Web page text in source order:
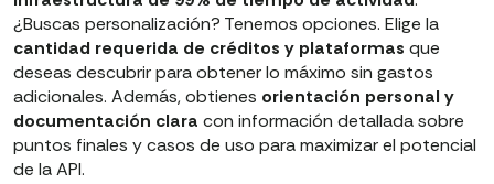
¿Buscas personalización? Tenemos opciones. Elige la
cantidad requerida de créditos y plataformas que
deseas descubrir para obtener lo máximo sin gastos
adicionales. Además, obtienes orientación personal y
documentación clara con información detallada sobre
puntos finales y casos de uso para maximizar el potencial
de la API.